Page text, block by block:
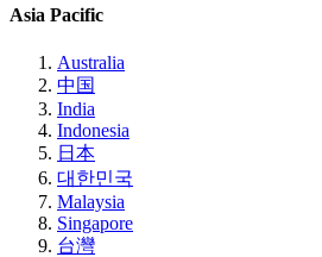
Asia Pacific
Australia
中国
India
Indonesia
日本
대한민국
Malaysia
Singapore
台灣